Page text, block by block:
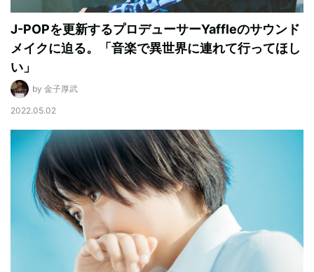
J-POPを更新するプロデューサーYaffleのサウンド
メイクに迫る。「音楽で異世界に連れて行ってほし
い」
by 金子厚武
2022.05.02